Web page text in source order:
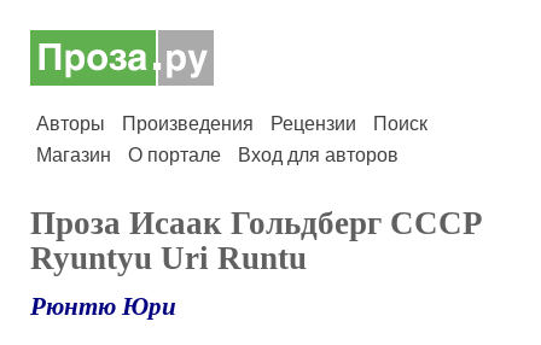
Авторы Произведения Рецензии
Поиск
Магазин
О портале Вход для авторов
Проза Исаак Гольдберг CCCP
Ryuntyu Uri Runtu
Рюнтю Юри